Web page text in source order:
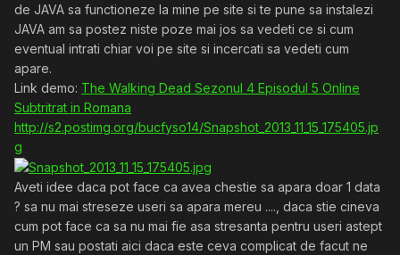
de JAVA sa functioneze la mine pe site si te pune sa instalezi
JAVA am sa postez niste poze mai jos sa vedeti ce si cum
eventual intrati chiar voi pe site si incercati sa vedeti cum
apare.
Link demo: The Walking Dead Sezonul 4 Episodul 5 Online
Subtritrat in Romana
http://s2.postimg.org/bucfyso14/Snapshot_2013_11_15_175405.jp
g
Aveti idee daca pot face ca avea chestie sa apara doar 1 data
? sa nu mai streseze useri sa apara mereu ...., daca stie cineva
cum pot face ca sa nu mai fie asa stresanta pentru useri astept
un PM sau postati aici daca este ceva complicat de facut ne